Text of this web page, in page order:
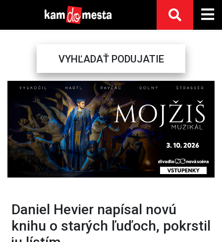
VYHĽADAŤ PODUJATIE
Previous
Daniel Hevier napísal novú
knihu o starých ľuďoch, pokrstil